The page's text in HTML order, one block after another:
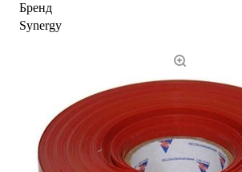
Бренд
Synergy